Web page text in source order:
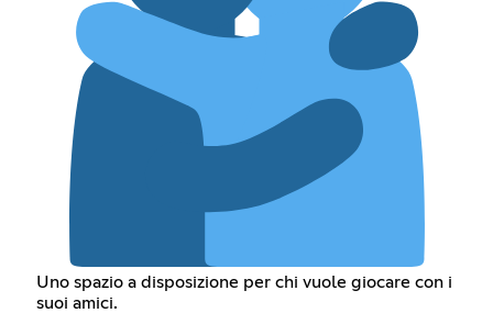
Uno spazio a disposizione per chi vuole giocare con i
suoi amici.